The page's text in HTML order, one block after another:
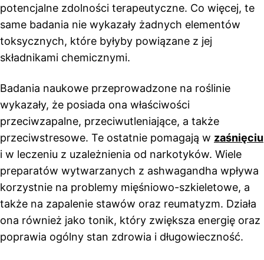
potencjalne zdolności terapeutyczne. Co więcej, te
same badania nie wykazały żadnych elementów
toksycznych, które byłyby powiązane z jej
składnikami chemicznymi.
Badania naukowe przeprowadzone na roślinie
wykazały, że posiada ona właściwości
przeciwzapalne, przeciwutleniające, a także
przeciwstresowe. Te ostatnie pomagają w zaśnięciu
i w leczeniu z uzależnienia od narkotyków. Wiele
preparatów wytwarzanych z ashwagandha wpływa
korzystnie na problemy mięśniowo-szkieletowe, a
także na zapalenie stawów oraz reumatyzm. Działa
ona również jako tonik, który zwiększa energię oraz
poprawia ogólny stan zdrowia i długowieczność.